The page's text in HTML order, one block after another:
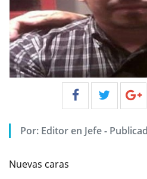
Por: Editor en Jefe-
Nuevas caras